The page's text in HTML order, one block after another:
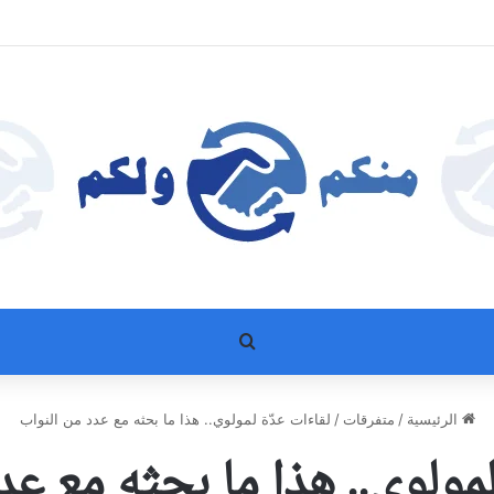
بحث عن
الرئيسية / متفرقات / لقاءات عدّة لمولوي.. هذا ما بحثه مع عدد من النواب